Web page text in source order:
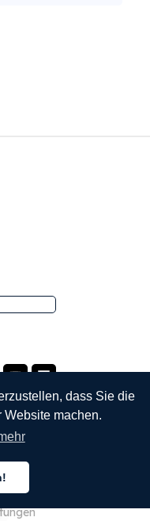
dass Sie die
Website machen.